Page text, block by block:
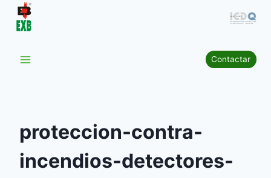
Saltar
Contactar
proteccion-contra-
incendios-detectores-